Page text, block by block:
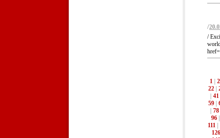
/
/
1
2
22|
41
59|
78
96
111|
126